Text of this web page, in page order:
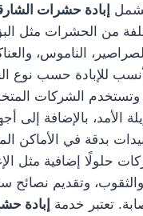
إبادة حشرات
من الحشرات مثل
الناموس،
للإبادة حسب نوع
وتستخدم الشركات
الأمد، بالإضافة إلى
بدقة في الأماكن
حلولًا إضافية مثل
وتقديم نصائح
تعتبر خدمة إبادة